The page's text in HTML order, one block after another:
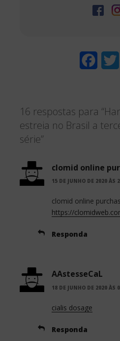
e
b
o
k
16 respostas para
estreia no Brasil a
série”
clomid online
15 DE JUNHO DE 2020 ÀS
clomid online
https://
Responda
AAstesseCaL
18 DE JUNHO DE 2020 ÀS
cialis dosage
Responda